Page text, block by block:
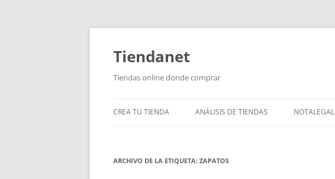
Saltar
contenido
Tiendanet
Tiendas online donde comprar
CREA TU TIENDA ANÁLISIS DE TIENDAS NOTALEGAL
ARCHIVO DE LA ETIQUETA: ZAPATOS